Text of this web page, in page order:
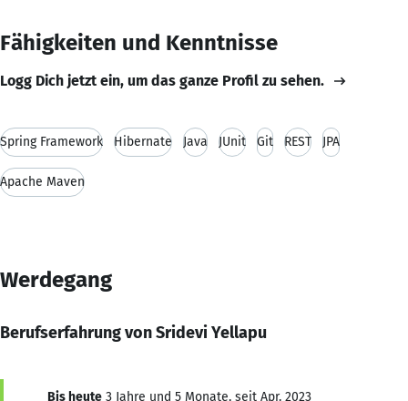
Fähigkeiten und Kenntnisse
Logg Dich jetzt ein, um das ganze Profil zu sehen.
Spring Framework Hibernate Java JUnit Git REST JPA
Apache Maven
Werdegang
Berufserfahrung von Sridevi Yellapu
Bis heute 3 Jahre und 5 Monate, seit Apr. 2023